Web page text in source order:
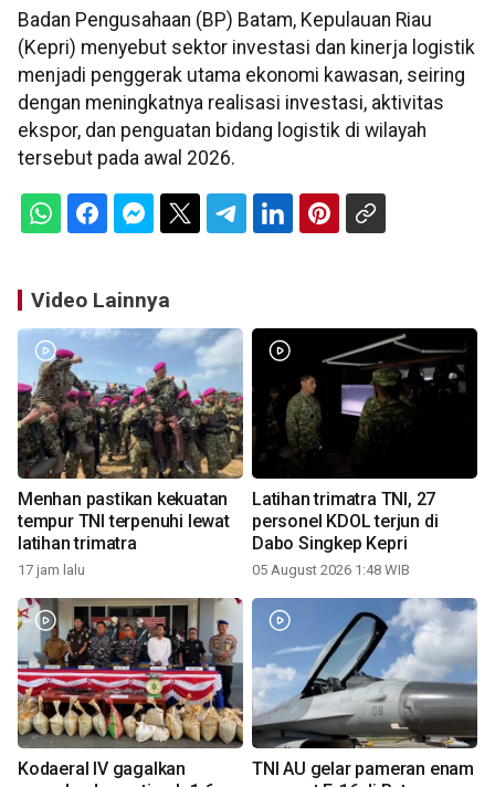
Badan Pengusahaan (BP) Batam, Kepulauan Riau
(Kepri) menyebut sektor investasi dan kinerja logistik
menjadi penggerak utama ekonomi kawasan, seiring
dengan meningkatnya realisasi investasi, aktivitas
ekspor, dan penguatan bidang logistik di wilayah
tersebut pada awal 2026.
Video Lainnya
Menhan pastikan kekuatan
tempur TNI terpenuhi lewat
latihan trimatra
17 jam lalu
Latihan trimatra TNI, 27
personel KDOL terjun di
Dabo Singkep Kepri
05 August 2026 1:48 WIB
Kodaeral IV gagalkan
TNI AU gelar pameran enam